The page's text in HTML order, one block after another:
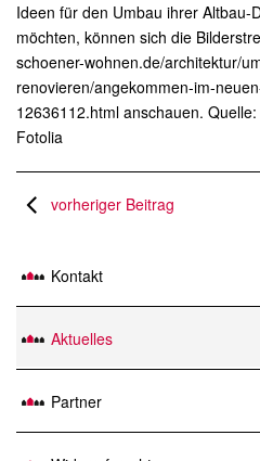
Ideen für den Umbau ihrer Altbau-
möchten, können sich die
schoener-wohnen.de/architektur/
renovieren/angekommen-im-
12636112.html anschauen.
Fotolia
vorheriger Beitrag
Kontakt
Aktuelles
Partner